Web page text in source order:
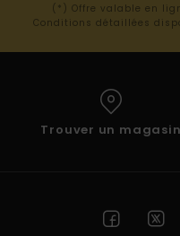
(*) Offre valable en
Conditions détaillées
Trouver un magasin